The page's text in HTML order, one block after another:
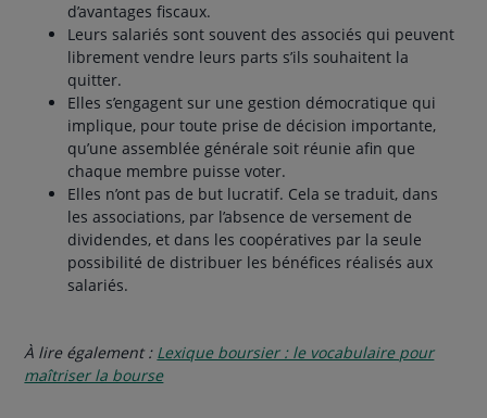
d’avantages fiscaux.
Leurs salariés sont souvent des associés qui peuvent
librement vendre leurs parts s’ils souhaitent la
quitter.
Elles s’engagent sur une gestion démocratique qui
implique, pour toute prise de décision importante,
qu’une assemblée générale soit réunie afin que
chaque membre puisse voter.
Elles n’ont pas de but lucratif. Cela se traduit, dans
les associations, par l’absence de versement de
dividendes, et dans les coopératives par la seule
possibilité de distribuer les bénéfices réalisés aux
salariés.
À lire également : Lexique boursier : le vocabulaire pour
maîtriser la bourse